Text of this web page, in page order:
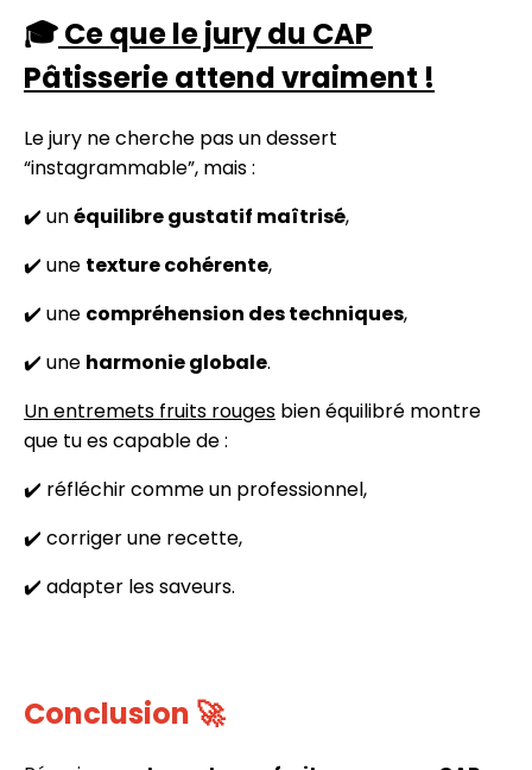
🎓Ce que le jury du CAP
Pâtisserie attend vraiment !
Le jury ne cherche pas un dessert
“instagrammable”, mais :
✔️ unéquilibre gustatif maîtrisé,
✔️ une texture cohérente,
✔️ une compréhension des techniques,
✔️ une harmonie globale.
Un entremets fruits rouges bien équilibré montre
que tu es capable de :
✔️ réfléchir comme un professionnel,
✔️ corriger une recette,
✔️ adapter les saveurs.
Conclusion 🚀